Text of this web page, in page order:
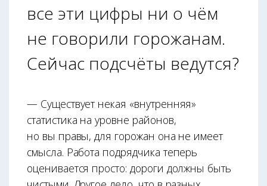
все эти цифры ни о чём
не говорили горожанам.
Сейчас подсчёты ведутся?
— Существует некая «внутренняя»
статистика на уровне районов,
но вы правы, для горожан она не имеет
смысла. Работа подрядчика теперь
оценивается просто: дороги должны быть